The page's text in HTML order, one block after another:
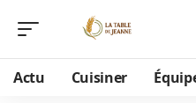
Actu Cuisiner